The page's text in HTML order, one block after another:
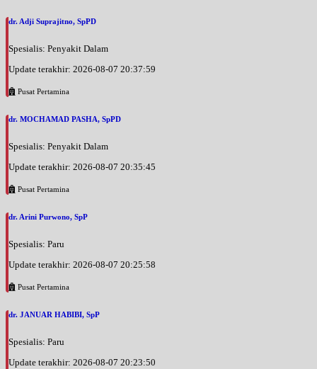
dr. Adji Suprajitno, SpPD
Spesialis: Penyakit Dalam
Update terakhir: 2026-08-07 20:37:59
Pusat Pertamina
dr. MOCHAMAD PASHA, SpPD
Spesialis: Penyakit Dalam
Update terakhir: 2026-08-07 20:35:45
Pusat Pertamina
dr. Arini Purwono, SpP
Spesialis: Paru
Update terakhir: 2026-08-07 20:25:58
Pusat Pertamina
dr. JANUAR HABIBI, SpP
Spesialis: Paru
Update terakhir: 2026-08-07 20:23:50